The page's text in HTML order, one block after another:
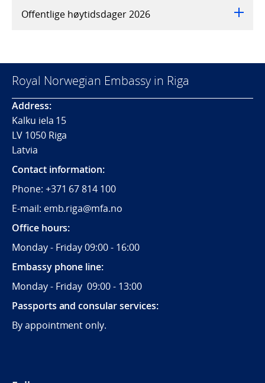
Offentlige høytidsdager 2026
Royal Norwegian Embassy in Riga
Address:
Kalku iela 15
LV 1050 Riga
Latvia
Contact information:
Phone: +371 67 814 100
E-mail: emb.riga@mfa.no
Office hours:
Monday - Friday 09:00 - 16:00
Embassy phone line:
Monday - Friday 09:00 - 13:00
Passports and consular services:
By appointment only.